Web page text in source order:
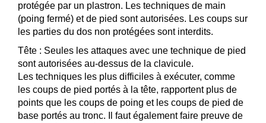
protégée par un plastron. Les techniques de main
(poing fermé) et de pied sont autorisées. Les coups sur
les parties du dos non protégées sont interdits.
Tête : Seules les attaques avec une technique de pied
sont autorisées au-dessus de la clavicule.
Les techniques les plus difficiles à exécuter, comme
les coups de pied portés à la tête, rapportent plus de
points que les coups de poing et les coups de pied de
base portés au tronc. Il faut également faire preuve de